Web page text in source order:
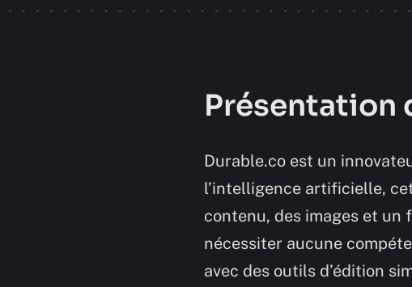
Présentation
Durable.co est un
l’intelligence artificielle,
contenu, des images et un
nécessiter aucune
avec des outils d’édition